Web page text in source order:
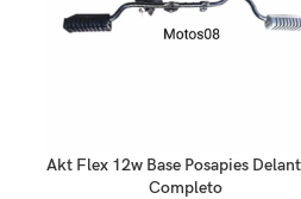
AÑADIR AL CARRITO
Akt Flex 12w Base Posapies
Completo